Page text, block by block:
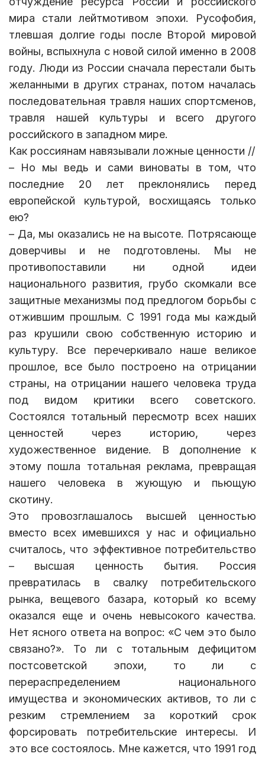
мира стали лейтмотивом эпохи. Русофобия,
тлевшая долгие годы после Второй мировой
войны, вспыхнула с новой силой именно в 2008
году. Люди из России сначала перестали быть
желанными в других странах, потом началась
последовательная травля наших спортсменов,
травля нашей культуры и всего другого
российского в западном мире.
Как россиянам навязывали ложные ценности //
– Но мы ведь и сами виноваты в том, что
последние 20 лет преклонялись перед
европейской культурой, восхищаясь только
ею?
– Да, мы оказались не на высоте. Потрясающе
доверчивы и не подготовлены. Мы не
противопоставили ни одной идеи
национального развития, грубо скомкали все
защитные механизмы под предлогом борьбы с
отжившим прошлым. С 1991 года мы каждый
раз крушили свою собственную историю и
культуру. Все перечеркивало наше великое
прошлое, все было построено на отрицании
страны, на отрицании нашего человека труда
под видом критики всего советского.
Состоялся тотальный пересмотр всех наших
ценностей через историю, через
художественное видение. В дополнение к
этому пошла тотальная реклама, превращая
нашего человека в жующую и пьющую
скотину.
Это провозглашалось высшей ценностью
вместо всех имевшихся у нас и официально
считалось, что эффективное потребительство
– высшая ценность бытия. Россия
превратилась в свалку потребительского
рынка, вещевого базара, который ко всему
оказался еще и очень невысокого качества.
Нет ясного ответа на вопрос: «С чем это было
связано?». То ли с тотальным дефицитом
постсоветской эпохи, то ли с
перераспределением национального
имущества и экономических активов, то ли с
резким стремлением за короткий срок
форсировать потребительские интересы. И
это все состоялось. Мне кажется, что 1991 год